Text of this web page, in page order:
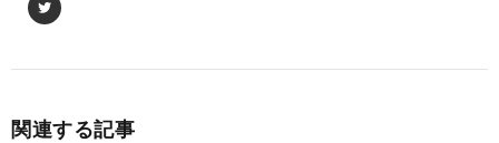
関連する記事